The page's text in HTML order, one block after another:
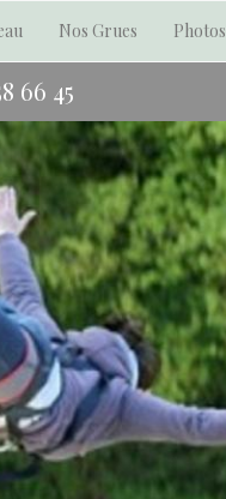
Nos Grues Photos
66 45